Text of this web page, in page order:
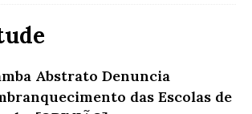
Abstrato Denuncia
das Escolas de